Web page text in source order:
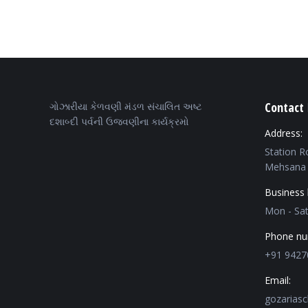
ગોઝારીયા કેળવણી મંડળ સંચાલિત અષ્ટ
દશાબ્દી પર્વની ઉજવણીના કાર્યક્રમો
Address:
Station
Business
Mon -
Phone
+91
Email: